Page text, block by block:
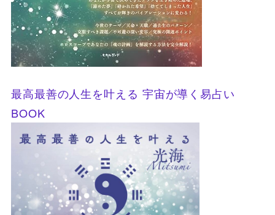
最高最善の人生を叶える 宇宙が導く易占い
BOOK